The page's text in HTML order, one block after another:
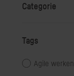
Categorie
Tags
Agile werken